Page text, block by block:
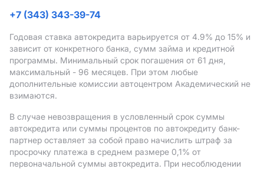
+7 (343) 343-39-74
Годовая ставка автокредита варьируется от 4.9% до 15% и
зависит от конкретного банка, сумм займа и кредитной
программы. Минимальный срок погашения от 61 дня,
максимальный - 96 месяцев. При этом любые
дополнительные комиссии автоцентром Академический не
взимаются.
В случае невозвращения в условленный срок суммы
автокредита или суммы процентов по автокредиту банк-
партнер оставляет за собой право начислить штраф за
просрочку платежа в среднем размере 0,1% от
первоначальной суммы автокредита. При несоблюдении